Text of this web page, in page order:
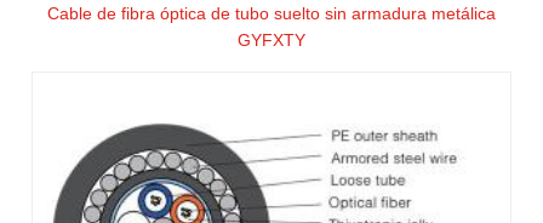
Cable de fibra óptica de tubo suelto sin armadura metálica
GYFXTY